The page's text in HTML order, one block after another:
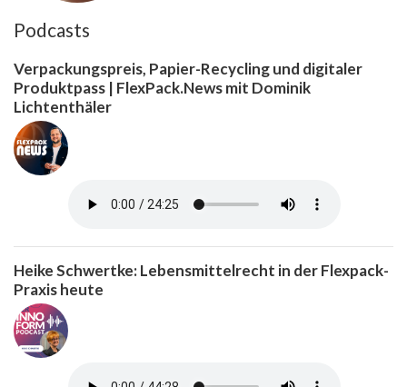
Podcasts
Verpackungspreis, Papier-Recycling und digitaler
Produktpass | FlexPack.News mit Dominik
Lichtenthäler
Heike Schwertke: Lebensmittelrecht in der Flexpack-
Praxis heute